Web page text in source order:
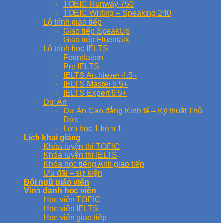
TOEIC Runway 750
TOEIC Writing – Speaking 240
Lộ trình giao tiếp
Giao tiếp SpeakUp
Giao tiếp Fluentalk
Lộ trình học IELTS
Foundation
Pre IELTS
IELTS Archiever 4.5+
IELTS Master 5.5+
IELTS Expert 6.5+
Dự Án
Dự Án Cao đẳng Kinh tế – Kỹ thuật Thủ
Đức
Lớp học 1 kèm 1
Lịch khai giảng
Khóa luyện thi TOEIC
Khóa luyện thi IELTS
Khóa học tiếng Anh giao tiếp
Ưu đãi – sự kiện
Đội ngũ giáo viên
Vinh danh học viên
Học viên TOEIC
Học viên IELTS
Học viên giao tiếp